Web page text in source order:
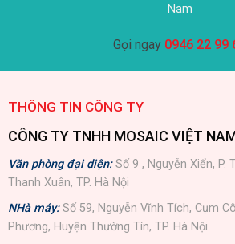
Nam
Gọi ngay 0946 22 99
THÔNG TIN CÔNG TY
CÔNG TY TNHH MOSAIC VIỆT
Văn phòng đại diện:Số 9 , Nguyễn Xiển, P.
Thanh Xuân, TP. Hà Nội
NHà máy: Số 59, Nguyễn Vĩnh Tích, Cụm
Phương, Huyện Thường Tín, TP. Hà Nội